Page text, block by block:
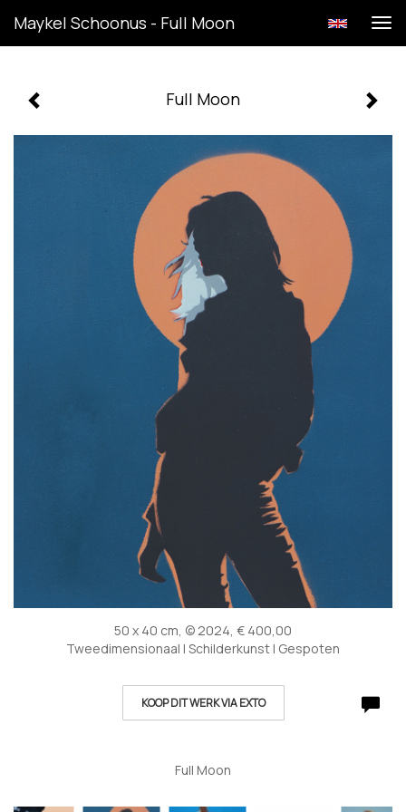
Maykel Schoonus - Full Moon
Full Moon
50 x 40 cm, © 2024, € 400,00
Tweedimensionaal | Schilderkunst | Gespoten
KOOP DIT WERK VIA EXTO
Full Moon